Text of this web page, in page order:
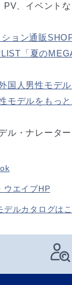
PV、イベント
ョン通販
「夏の
国人男性モデ
モデルをもっ
ル・ナレータ
ウエイブHP
デルカタログは